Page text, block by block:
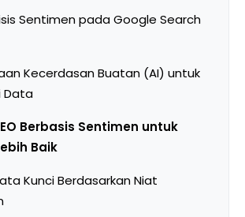
Sentimen pada Google Search
Kecerdasan Buatan (AI) untuk
Data
Berbasis Sentimen untuk
Baik
Kunci Berdasarkan Niat